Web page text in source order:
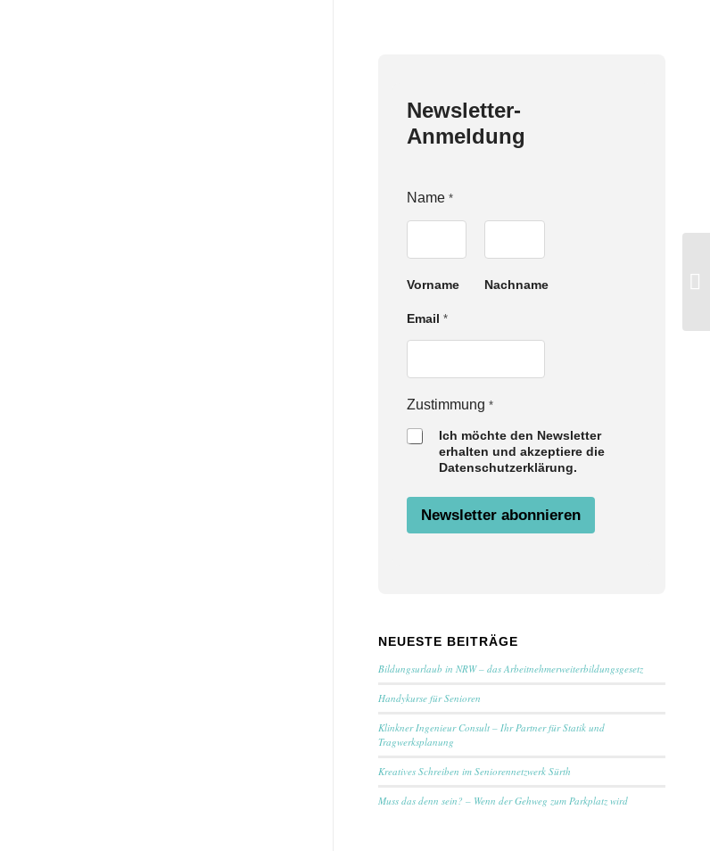
Newsletter-
Anmeldung
Name *
Vorname Nachname
Email *
N
s
i
m
i
l
Zustimmung *
Ich möchte den Newsletter
erhalten und akzeptiere die
Datenschutzerklärung.
Newsletter abonnieren
NEUESTE BEITRÄGE
Bildungsurlaub in NRW – das Arbeitnehmerweiterbildungsgesetz
Handykurse für Senioren
Klinkner Ingenieur Consult – Ihr Partner für Statik und
Tragwerksplanung
Kreatives Schreiben im Seniorennetzwerk Sürth
Muss das denn sein? – Wenn der Gehweg zum Parkplatz wird